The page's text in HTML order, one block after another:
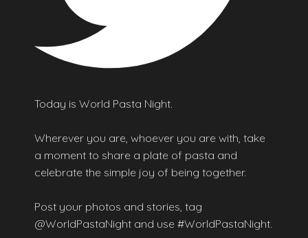
Today is World Pasta Night.
Wherever you are, whoever you are with, take
a moment to share a plate of pasta and
celebrate the simple joy of being together.
Post your photos and stories, tag
@WorldPastaNight and use #WorldPastaNight.